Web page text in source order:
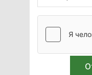
ИВЛ
Мебель